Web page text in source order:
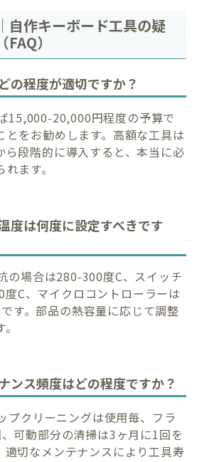
自作キーボード工具の疑
）
の程度が適切ですか？
15,000-20,000円程度の予算で
とをお勧めします。高額な工具は
ら段階的に導入すると、本当に必
ます。
度は何度に設定すべきです
の場合は280-300度C、スイッチ
C、マイクロコントローラーは
す。部品の熱容量に応じて調整
ンス頻度はどの程度ですか？
プクリーニングは使用毎、フラ
可動部分の清掃は3ヶ月に1回を
適切なメンテナンスにより工具寿